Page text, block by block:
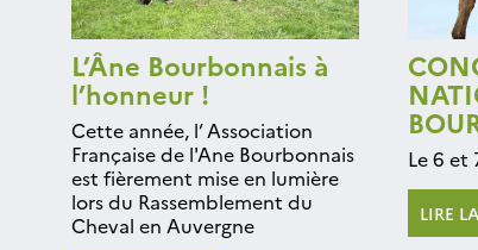
L’Âne Bourbonnais à
l’honneur !
Cette année, l’ Association
Française de l'Ane Bourbonnais
est fièrement mise en lumière
lors du Rassemblement du
Cheval en Auvergne
Le 6 et
LIRE